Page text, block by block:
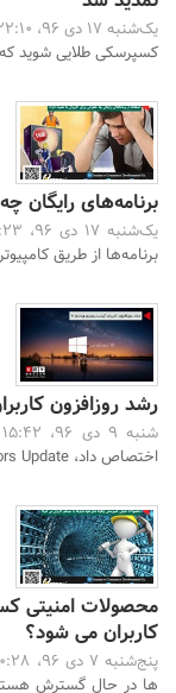
یک‌شنبه 17 دی 96، 22:10 -
کسپرسکی طلایی شوید
برنامه‌های رایگان
یک‌شنبه 17 دی 96، 21:23 -
برنامه‌ها از طریق
رشد روزافزون
شنبه 9 دی 96، 15:42 -
اختصاص داد، Creators Update بود که در بهار سال گذشته آن را منتشر ساخت.
محصولات امنیتی
کاربران می شود؟
پنج‌شنبه 7 دی 96، 20:28 -
ها در حال گسترش